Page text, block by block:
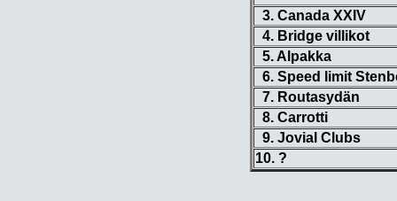
3. Canada XXIV
4. Bridge villikot
5. Alpakka
6. Speed limit
7. Routasydän
8. Carrotti
9. Jovial Clubs
10. ?